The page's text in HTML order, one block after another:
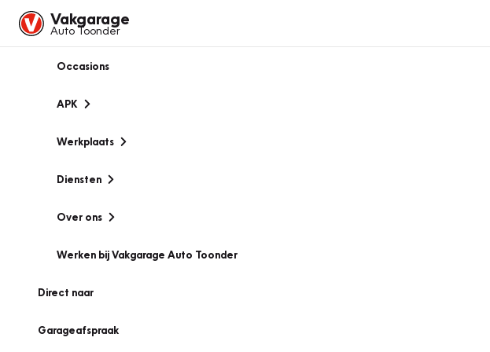
Vakgarage
Auto Toonder
Occasions
APK
Werkplaats
Diensten
Over ons
Werken bij Vakgarage Auto Toonder
Direct naar
Garageafspraak